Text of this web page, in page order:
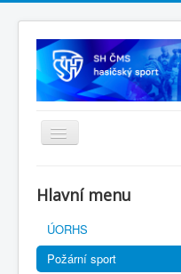
SH ČMS
Hlavní menu
ÚORHS
Požární sport